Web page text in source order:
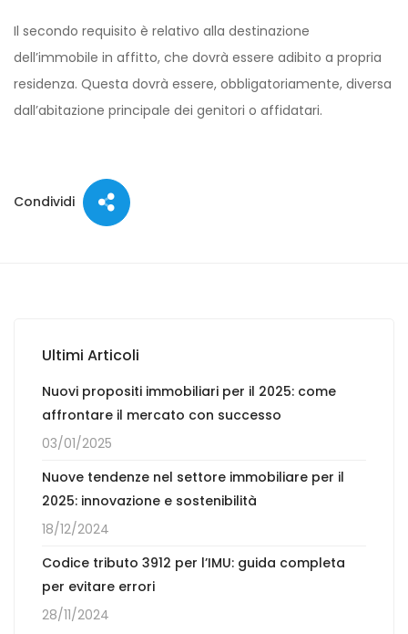
Il secondo requisito è relativo alla destinazione
dell’immobile in affitto, che dovrà essere adibito a propria
residenza. Questa dovrà essere, obbligatoriamente, diversa
dall’abitazione principale dei genitori o affidatari.
Condividi
Ultimi Articoli
Nuovi propositi immobiliari per il 2025: come
affrontare il mercato con successo
03/01/2025
Nuove tendenze nel settore immobiliare per il
2025: innovazione e sostenibilità
18/12/2024
Codice tributo 3912 per l’IMU: guida completa
per evitare errori
28/11/2024